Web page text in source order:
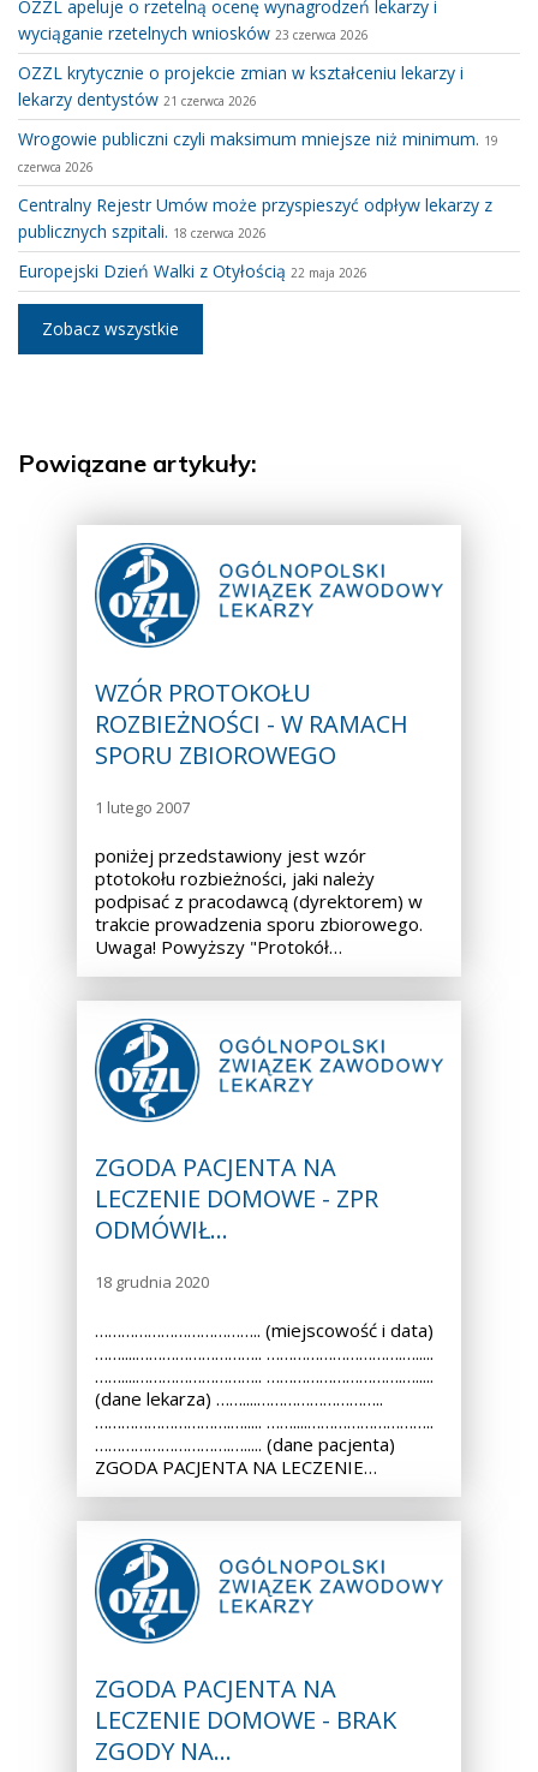
OZZL apeluje o rzetelną ocenę wynagrodzeń lekarzy i
wyciąganie rzetelnych wniosków 23 czerwca 2026
OZZL krytycznie o projekcie zmian w kształceniu lekarzy i
lekarzy dentystów 21 czerwca 2026
Wrogowie publiczni czyli maksimum mniejsze niż minimum. 19
czerwca 2026
Centralny Rejestr Umów może przyspieszyć odpływ lekarzy z
publicznych szpitali. 18 czerwca 2026
Europejski Dzień Walki z Otyłością 22 maja 2026
Zobacz wszystkie
Powiązane artykuły:
WZÓR PROTOKOŁU
ROZBIEŻNOŚCI - W RAMACH
SPORU ZBIOROWEGO
1 lutego 2007
poniżej przedstawiony jest wzór
ptotokołu rozbieżności, jaki należy
podpisać z pracodawcą (dyrektorem) w
trakcie prowadzenia sporu zbiorowego.
Uwaga! Powyższy "Protokół…
ZGODA PACJENTA NA
LECZENIE DOMOWE - ZPR
ODMÓWIŁ…
18 grudnia 2020
……………………………….. (miejscowość i data)
……....……………………….. ………………………….….....
……....……………………….. ………………………….….....
(dane lekarza) ……....………………………..
………………………….…..... ……....………………………..
………………………….…..... (dane pacjenta)
ZGODA PACJENTA NA LECZENIE…
ZGODA PACJENTA NA
LECZENIE DOMOWE - BRAK
ZGODY NA…